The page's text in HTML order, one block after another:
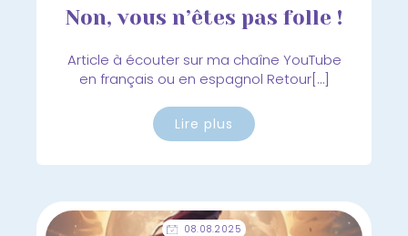
Non, vous n’êtes pas folle !
Article à écouter sur ma chaîne YouTube
en français ou en espagnol Retour[…]
Lire plus
08.08.2025